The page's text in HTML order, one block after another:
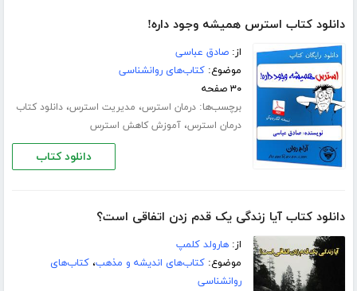
دانلود کتاب استرس همیشه وجود داره!
از:صادق عباسی
موضوع:کتاب‌های روانشناسی
۳۰ صفحه
برچسب‌ها:درمان استرس، مدیریت استرس،دانلود کتاب
درمان استرس،آموزش کاهش استرس
دانلود کتاب
دانلود کتاب آیا زندگی یک قدم زدن اتفاقی است؟
از:هارولد کلمپ
موضوع:کتاب‌های اندیشه و مذهب،کتاب‌های
روانشناسی